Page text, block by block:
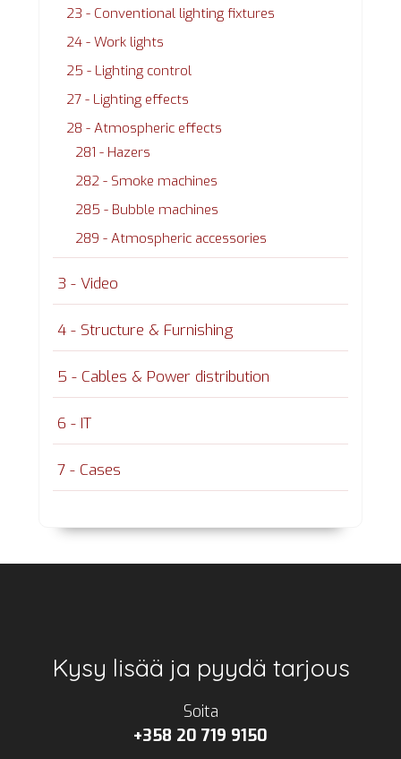
23 - Conventional lighting fixtures
24 - Work lights
25 - Lighting control
27 - Lighting effects
28 - Atmospheric effects
281 - Hazers
282 - Smoke machines
285 - Bubble machines
289 - Atmospheric accessories
3 - Video
4 - Structure & Furnishing
5 - Cables & Power distribution
6 - IT
7 - Cases
Footer
Kysy lisää ja pyydä tarjous
Soita
+358 20 719 9150